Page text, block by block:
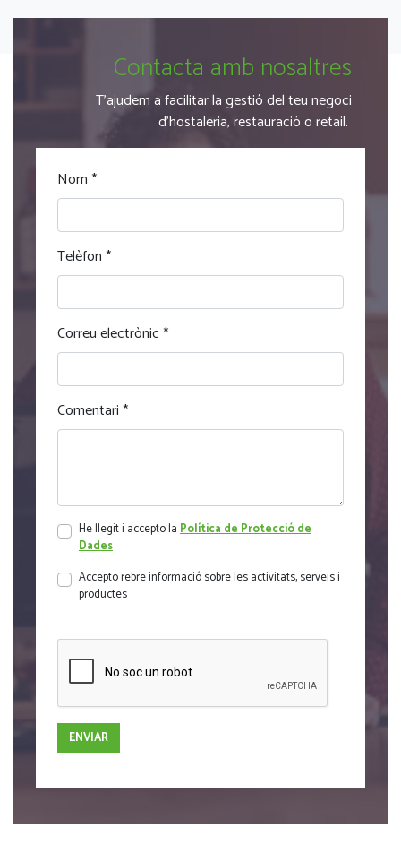
Contacta amb nosaltres
T'ajudem a facilitar la gestió del teu negoci
d'hostaleria, restauració o retail.
Nom*
Telèfon*
Correu electrònic*
Comentari*
He llegit i accepto laPolítica de Protecció de
Dades
Accepto rebre informació sobre les activitats, serveis i
productes
ENVIAR